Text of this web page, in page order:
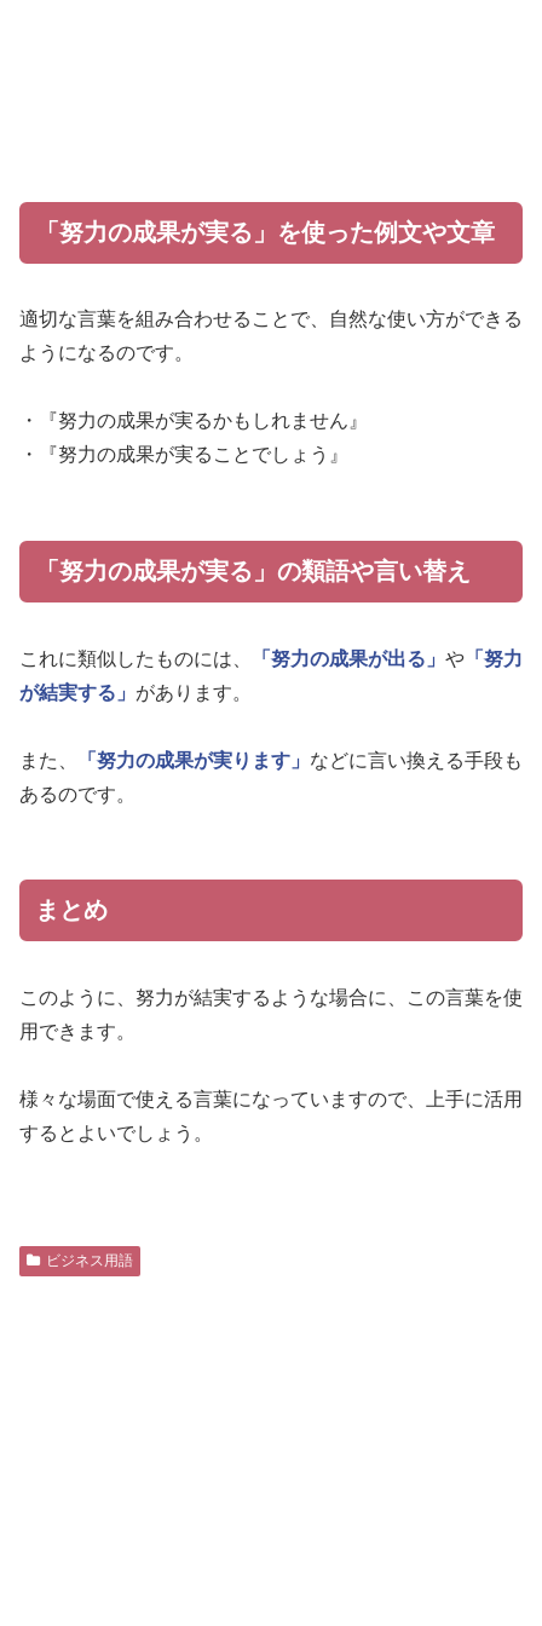
「努力の成果が実る」を使った例文や文章
適切な言葉を組み合わせることで、自然な使い方ができる
ようになるのです。
・『努力の成果が実るかもしれません』
・『努力の成果が実ることでしょう』
「努力の成果が実る」の類語や言い替え
これに類似したものには、 「努力の成果が出る」 や 「努力
が結実する」 があります。
また、 「努力の成果が実ります」 などに言い換える手段も
あるのです。
まとめ
このように、努力が結実するような場合に、この言葉を使
用できます。
様々な場面で使える言葉になっていますので、上手に活用
するとよいでしょう。
ビジネス用語